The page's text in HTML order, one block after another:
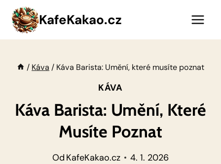
Přeskočit
obsah
KafeKakao.cz
/ Káva / Káva Barista: Umění, které musíte poznat
KÁVA
Káva Barista: Umění, Které
Musíte Poznat
Od KafeKakao.cz 4. 1. 2026